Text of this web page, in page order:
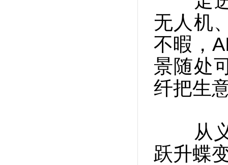
无人机
不暇，
景随处
纤把生
从义
跃升蝶